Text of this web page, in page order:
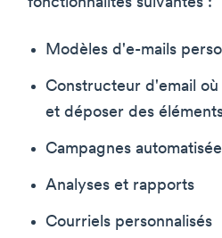
Modèles d'e-mails
Constructeur d'email
et déposer des
Campagnes
Analyses et rapports
Courriels personnalisés